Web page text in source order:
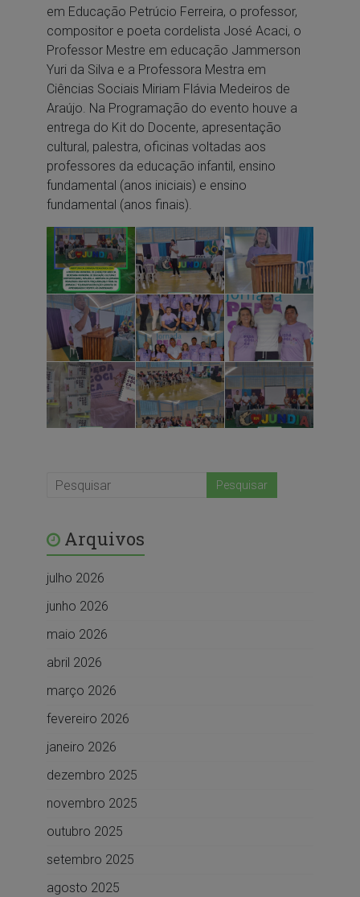
em Educação Petrúcio Ferreira, o professor,
compositor e poeta cordelista José Acaci, o
Professor Mestre em educação Jammerson
Yuri da Silva e a Professora Mestra em
Ciências Sociais Miriam Flávia Medeiros de
Araújo. Na Programação do evento houve a
entrega do Kit do Docente, apresentação
cultural, palestra, oficinas voltadas aos
professores da educação infantil, ensino
fundamental (anos iniciais) e ensino
fundamental (anos finais).
Arquivos
julho 2026
junho 2026
maio 2026
abril 2026
março 2026
fevereiro 2026
janeiro 2026
dezembro 2025
novembro 2025
outubro 2025
setembro 2025
agosto 2025